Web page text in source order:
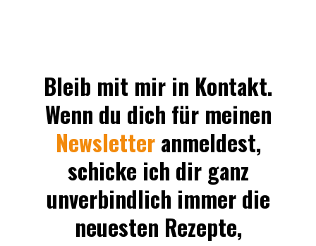
Bleib mit mir in Kontakt.
Wenn du dich für meinen
Newsletteranmeldest,
schicke ich dir ganz
unverbindlich immer die
neuesten Rezepte,